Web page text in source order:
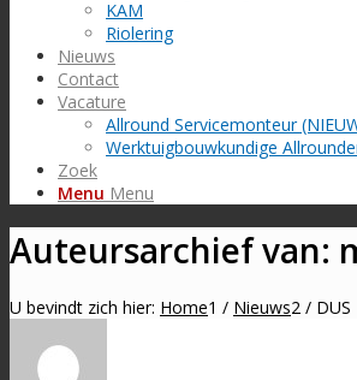
KAM
Riolering
Nieuws
Contact
Vacature
Allround Servicemonteur
Werktuigbouwkundige
Zoek
Menu Menu
Auteursarchief van:
U bevindt zich hier: Home1 / Nieuws2 / DUS